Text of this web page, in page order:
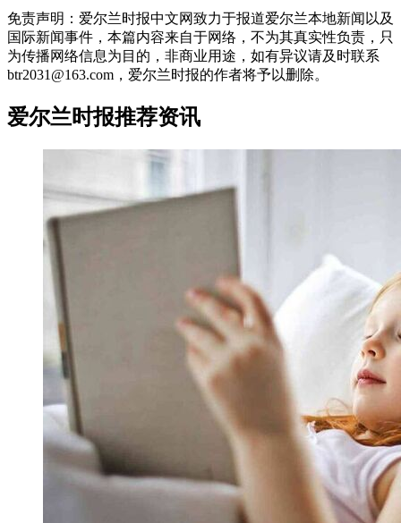
免责声明：爱尔兰时报中文网致力于报道爱尔兰本地新闻以及
国际新闻事件，本篇内容来自于网络，不为其真实性负责，只
为传播网络信息为目的，非商业用途，如有异议请及时联系
btr2031@163.com，爱尔兰时报的作者将予以删除。
爱尔兰时报推荐资讯